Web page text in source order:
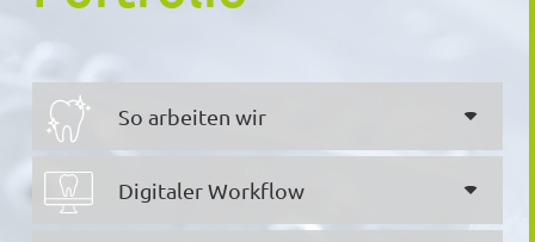
So arbeiten wir
Digitaler Workflow